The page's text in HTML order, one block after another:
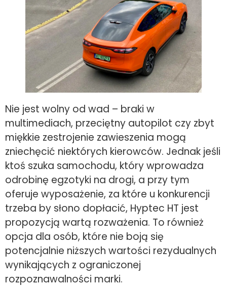
Nie jest wolny od wad – braki w
multimediach, przeciętny autopilot czy zbyt
miękkie zestrojenie zawieszenia mogą
zniechęcić niektórych kierowców. Jednak jeśli
ktoś szuka samochodu, który wprowadza
odrobinę egzotyki na drogi, a przy tym
oferuje wyposażenie, za które u konkurencji
trzeba by słono dopłacić, Hyptec HT jest
propozycją wartą rozważenia. To również
opcja dla osób, które nie boją się
potencjalnie niższych wartości rezydualnych
wynikających z ograniczonej
rozpoznawalności marki.